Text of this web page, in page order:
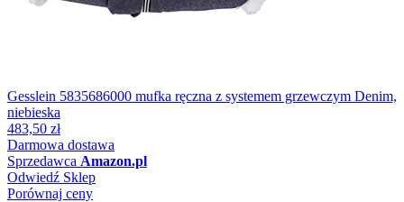
Gesslein 5835686000 mufka ręczna z systemem grzewczym Denim,
niebieska
483,50 zł
Darmowa dostawa
Sprzedawca Amazon.pl
Odwiedź Sklep
Porównaj ceny